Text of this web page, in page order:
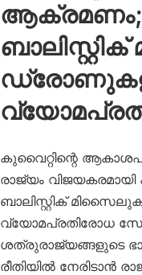
ആക്രമണം;
ഡ്രോണുകളും
കുവൈറ്റിന്റെ
രാജ്യം
ബാലിസ്റ്റിക്
വ്യോമപ്രതിരോധ
ശത്രുരാജ്യങ്ങളുടെ
രീതിയിൽ നേരിടാൻ